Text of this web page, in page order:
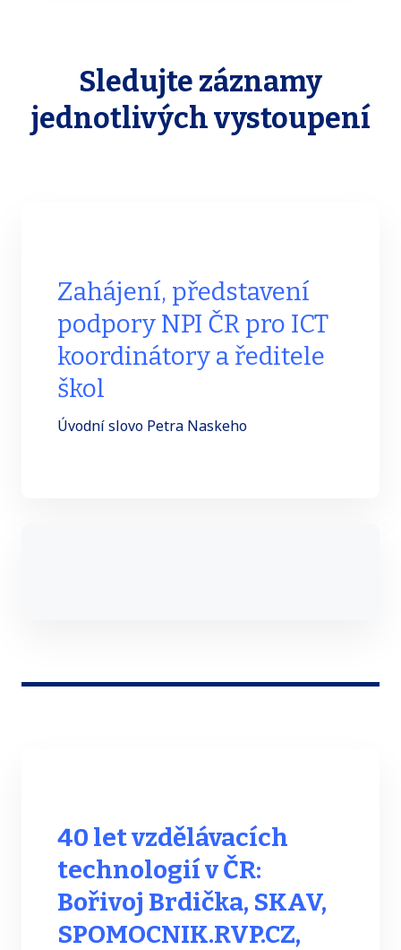
Sledujte záznamy
jednotlivých vystoupení
Zahájení, představení
podpory NPI ČR pro ICT
koordinátory a ředitele
škol
Úvodní slovo Petra Naskeho
40 let vzdělávacích
technologií v ČR:
Bořivoj Brdička, SKAV,
SPOMOCNIK.RVP.CZ,